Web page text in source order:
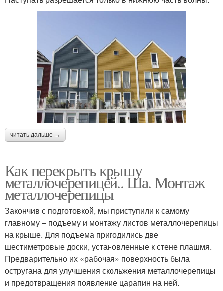
читать дальше →
Как перекрыть крышу
металлочерепицей.. Ша. Монтаж
металлочерепицы
Закончив с подготовкой, мы приступили к самому
главному – подъему и монтажу листов металлочерепицы
на крыше. Для подъема пригодились две
шестиметровые доски, установленные к стене плашмя.
Предварительно их «рабочая» поверхность была
остругана для улучшения скольжения металлочерепицы
и предотвращения появление царапин на ней.